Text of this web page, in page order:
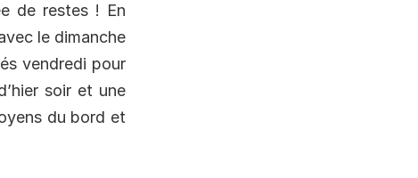
de restes ! En
le dimanche
vendredi pour
soir et une
du bord et